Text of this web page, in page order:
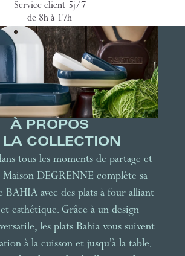
Service client 5j/7
de 8h à 17h
À PROPOS
LA COLLECTION
tous les moments de partage et
Maison DEGRENNE complète sa
BAHIA avec des plats à four alliant
esthétique. Grâce à un design
les plats Bahia vous suivent
à la cuisson et jusqu’à la table.